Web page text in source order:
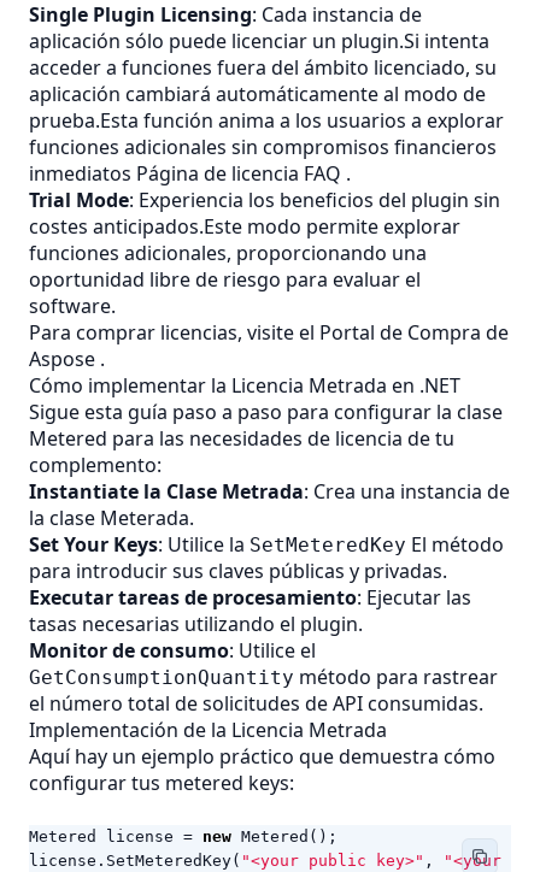
Single Plugin Licensing: Cada instancia de
aplicación sólo puede licenciar un plugin.Si intenta
acceder a funciones fuera del ámbito licenciado, su
aplicación cambiará automáticamente al modo de
prueba.Esta función anima a los usuarios a explorar
funciones adicionales sin compromisos financieros
inmediatos Página de licencia FAQ .
Trial Mode: Experiencia los beneficios del plugin sin
costes anticipados.Este modo permite explorar
funciones adicionales, proporcionando una
oportunidad libre de riesgo para evaluar el
software.
Para comprar licencias, visite el Portal de Compra de
Aspose .
Cómo implementar la Licencia Metrada en .NET
Sigue esta guía paso a paso para configurar la clase
Metered para las necesidades de licencia de tu
complemento:
Instantiate la Clase Metrada: Crea una instancia de
la clase Meterada.
Set Your Keys: Utilice la SetMeteredKey El método
para introducir sus claves públicas y privadas.
Executar tareas de procesamiento: Ejecutar las
tasas necesarias utilizando el plugin.
Monitor de consumo: Utilice el
GetConsumptionQuantity método para rastrear
el número total de solicitudes de API consumidas.
Implementación de la Licencia Metrada
Aquí hay un ejemplo práctico que demuestra cómo
configurar tus metered keys:
Metered license = new Metered ();
license . SetMeteredKey( "<your public key>" , "<your